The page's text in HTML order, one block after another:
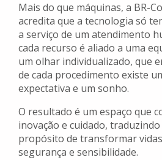
Mais do que máquinas, a BR-
acredita que a tecnologia só
a serviço de um atendimento
cada recurso é aliado a uma
um olhar individualizado, que
de cada procedimento existe
expectativa e um sonho.
O resultado é um espaço que
inovação e cuidado,
propósito de transformar
segurança e sensibilidade.